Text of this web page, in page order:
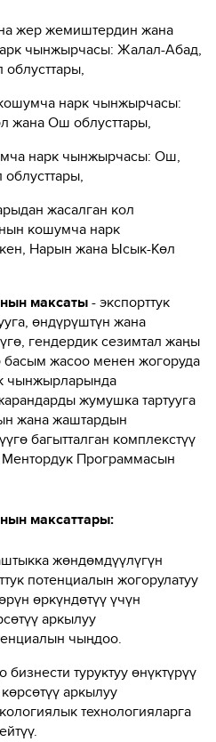
жер жемиштердин жана
чынжырчасы: Жалал-Абад,
нарк чынжырчасы:
жана Ош облусттары,
нарк чынжырчасы: Ош,
жасалган кол
кошумча нарк
Нарын жана Ысык-Көл
максаты- экспорттук
өндүрүштүн жана
гендердик сезимтал жаңы
жасоо менен жогоруда
чынжырларында
жумушка тартууга
жана жаштардын
багытталган комплекстүү
Программасын
максаттары:
жөндөмдүүлүгүн
потенциалын жогорулатуу
өркүндөтүү үчүн
аркылуу
чыңдоо.
бизнести туруктуу өнүктүрүү
аркылуу
технологияларга